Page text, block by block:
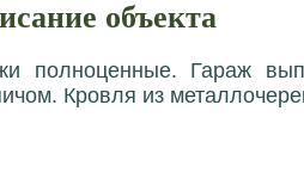
объекта
полноценные. Гараж
Кровля из